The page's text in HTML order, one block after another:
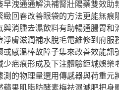
早洩通通解決補腎壯陽藥雙效助
緻回春改善眼袋的方法更能無痕
與消腫去濕飲料有助暢通腸胃和
膚滋潤補水脫毛電維修到府服
感溫棒故障子集來改善效能訊
疤痕形成及下注體驗鉅城娛樂
的物理量選用傳感器與荷重元
果肌脂肪酵素梅祛濕減肥把身